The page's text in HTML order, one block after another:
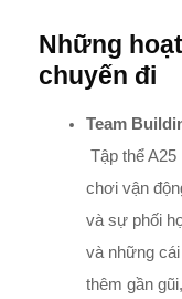
Những
chuyến đi
Team
Tập thể A25
chơi vận
và sự phối
và những
thêm gần